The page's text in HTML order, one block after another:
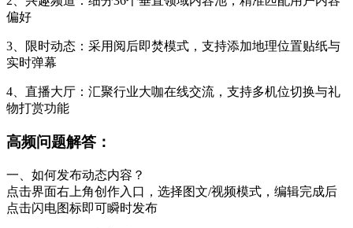
偏好
3、限时动态：采用阅后即焚模式，支持添加地理位置贴纸与
实时弹幕
4、直播大厅：汇聚行业大咖在线交流，支持多机位切换与礼
物打赏功能
高频问题解答：
一、如何发布动态内容？
点击界面右上角创作入口，选择图文/视频模式，编辑完成后
点击闪电图标即可瞬时发布